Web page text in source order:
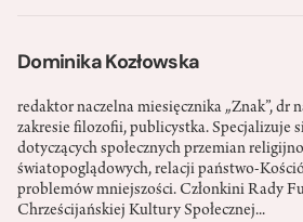
Dominika Kozłowska
redaktor naczelna miesięcznika „Znak”, dr
zakresie filozofii, publicystka. Specjalizuje
dotyczących społecznych przemian
światopoglądowych, relacji państwo-­
problemów mniejszości. Członkini Rady
Chrześcijańskiej Kultury Społecznej...